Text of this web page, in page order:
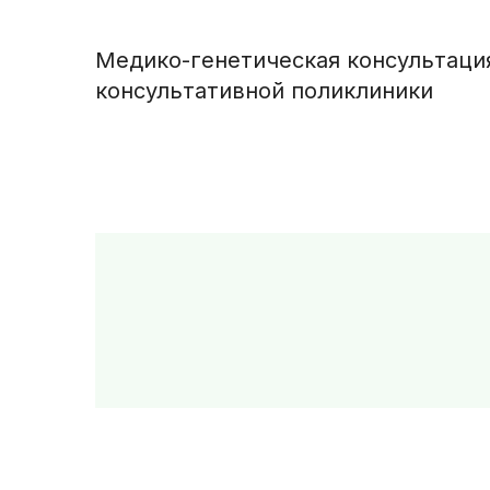
Медико-генетическая
консультативной поликлиники